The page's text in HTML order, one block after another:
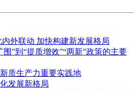
外联动 加快构建新发展格局
”到“提质增效”“两新”政策的主要
质生产力重要实践地
发展新格局